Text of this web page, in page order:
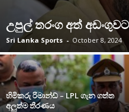
උපුල් තරංග අත්
Sri Lanka Sports - October 8, 2024
හිමිකරු රිමාන්ඩ් – LPL ගැන ගත්ත
අලුත්ම තීරණය